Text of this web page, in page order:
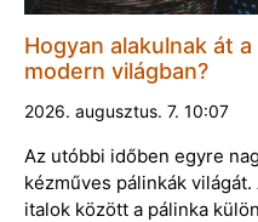
Hogyan alakulnak át
modern világban?
2026. augusztus. 7. 10:07
Az utóbbi időben egyre
kézműves pálinkák
italok között a pálinka